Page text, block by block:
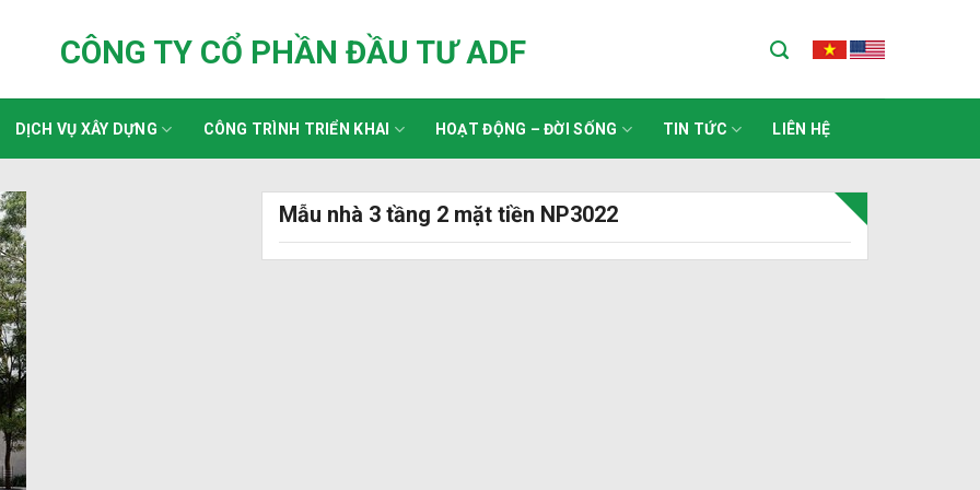
CÔNG TY CỔ PHẦN ĐẦU TƯ ADF
DỊCH VỤ XÂY DỰNG CÔNG TRÌNH TRIỂN KHAI HOẠT ĐỘNG – ĐỜI SỐNG TIN TỨC LIÊN HỆ
Mẫu nhà 3 tầng 2 mặt tiền NP3022